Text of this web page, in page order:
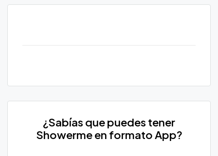
¿Sabías que puedes tener
Showerme en formato App?